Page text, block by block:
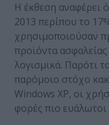
Η έκθεση αναφέρει
2013 περίπου το
χρησιμοποιούσαν
προϊόντα
λογισμικά. Παρότι
παρόμοιο στόχο
Windows XP, οι
φορές πιο